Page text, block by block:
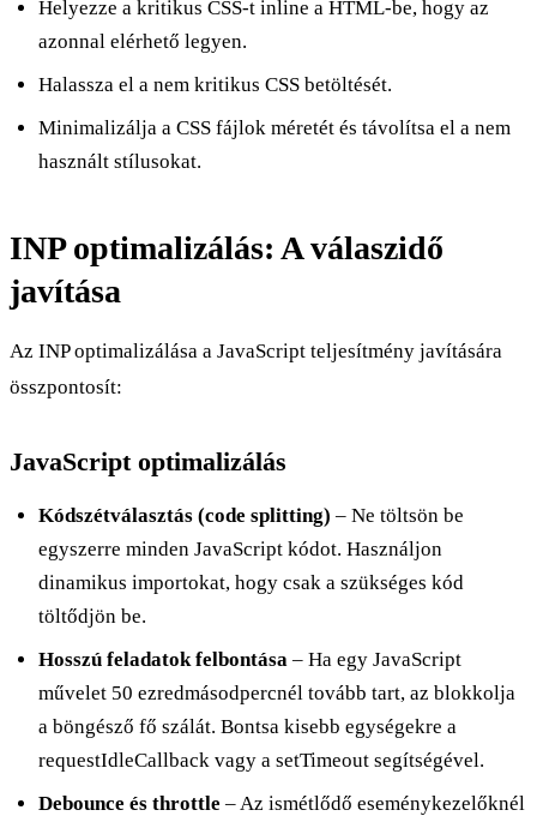
Helyezze a kritikus CSS-t inline a HTML-be, hogy az
azonnal elérhető legyen.
Halassza el a nem kritikus CSS betöltését.
Minimalizálja a CSS fájlok méretét és távolítsa el a nem
használt stílusokat.
INP optimalizálás: A válaszidő
javítása
Az INP optimalizálása a JavaScript teljesítmény javítására
összpontosít:
JavaScript optimalizálás
Kódszétválasztás (code splitting) – Ne töltsön be
egyszerre minden JavaScript kódot. Használjon
dinamikus importokat, hogy csak a szükséges kód
töltődjön be.
Hosszú feladatok felbontása – Ha egy JavaScript
művelet 50 ezredmásodpercnél tovább tart, az blokkolja
a böngésző fő szálát. Bontsa kisebb egységekre a
requestIdleCallback vagy a setTimeout segítségével.
Debounce és throttle – Az ismétlődő eseménykezelőknél